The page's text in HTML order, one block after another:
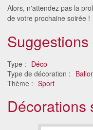
Alors, n'attendez pas la
de votre prochaine soirée !
Type : Déco
Type de décoration :
Thème : Sport
Décorations